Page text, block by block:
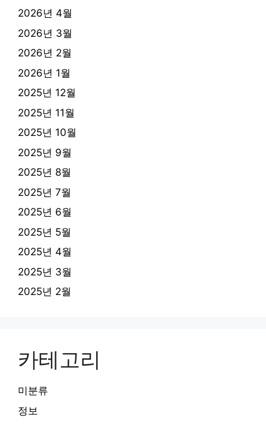
2026년 4월
2026년 3월
2026년 2월
2026년 1월
2025년 12월
2025년 11월
2025년 10월
2025년 9월
2025년 8월
2025년 7월
2025년 6월
2025년 5월
2025년 4월
2025년 3월
2025년 2월
카테고리
미분류
정보